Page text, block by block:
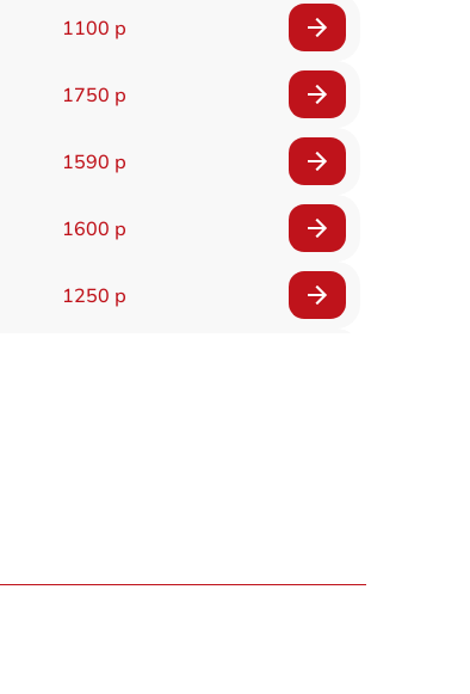
1100 р
1750 р
1590 р
1600 р
1250 р